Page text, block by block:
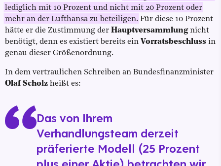
lediglich mit 10 Prozent und nicht mit 20 Prozent oder
mehr an der Lufthansa zu beteiligen. Für diese 10 Prozent
hätte er die Zustimmung der Hauptversammlungnicht
benötigt, denn es existiert bereits ein Vorratsbeschluss in
genau dieser Größenordnung.
In dem vertraulichen Schreiben an Bundesfinanzminister
Olaf Scholz heißt es:
Das von Ihrem
Verhandlungsteam derzeit
präferierte Modell (25 Prozent